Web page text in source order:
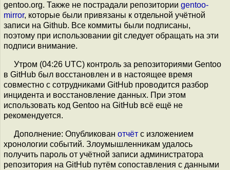
gentoo.org. Также не пострадали репозитории gentoo-
mirror, которые были привязаны к отдельной учётной
записи на Github. Все коммиты были подписаны,
поэтому при использовании git следует обращать на эти
подписи внимание.
Утром (04:26 UTC) контроль за репозиториями Gentoo
в GitHub был восстановлен и в настоящее время
совместно с сотрудниками GitHub проводится разбор
инцидента и восстановление данных. При этом
использовать код Gentoo на GitHub всё ещё не
рекомендуется.
Дополнение: Опубликован отчёт с изложением
хронологии событий. Злоумышленникам удалось
получить пароль от учётной записи администратора
репозитория на GitHub путём сопоставления с данными